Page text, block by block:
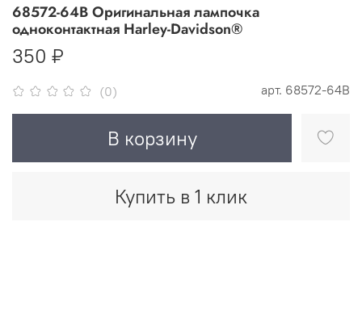
(0) арт. 68572-64B
68572-64B Оригинальная лампочка
одноконтактная Harley-Davidson®
350 ₽
В корзину
Купить в 1 клик